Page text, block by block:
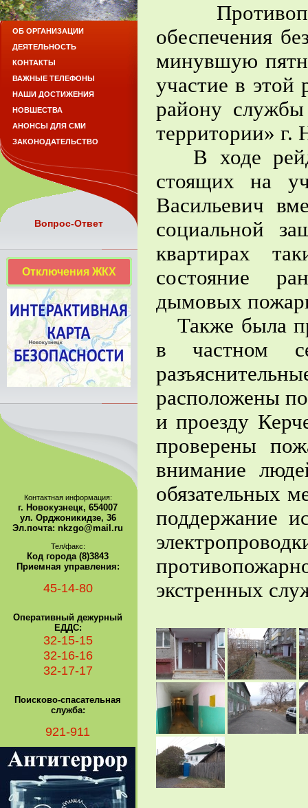
обеспечения
минувшую
участие в этой
району
территории»
В ходе
стоящих на
Васильевич
социальной
квартирах
состояние
дымовых
Также была
в частном
расположены
и проезду
проверены
внимание
обязательных
поддержание
экстренных
ОБ ОРГАНИЗАЦИИ
ДЕЯТЕЛЬНОСТЬ
КОНТАКТЫ
ВАЖНЫЕ ТЕЛЕФОНЫ
НАШИ ДОСТИЖЕНИЯ
НОВШЕСТВА
АНОНСЫ ДЛЯ СМИ
ЗАКОНОДАТЕЛЬСТВО
Вопрос-Ответ
Отключения ЖКХ
Контактная информация:
г. Новокузнецк, 654007
ул. Орджоникидзе, 36
Эл.почта: nkzgo@mail.ru
Тел/факс:
Код города (8)3843
Приемная управления:
45-14-80
Оперативный дежурный
ЕДДС:
32-15-15
32-16-16
32-17-17
Поисково-спасательная
служба:
921-911